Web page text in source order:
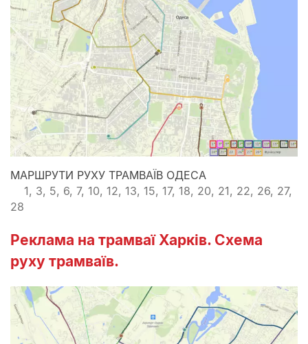
МАРШРУТИ РУХУ ТРАМВАЇВ ОДЕСА
1, 3, 5, 6, 7, 10, 12, 13, 15, 17, 18, 20, 21, 22, 26, 27,
28
Реклама на трамваї Харків. Схема
руху трамваїв.